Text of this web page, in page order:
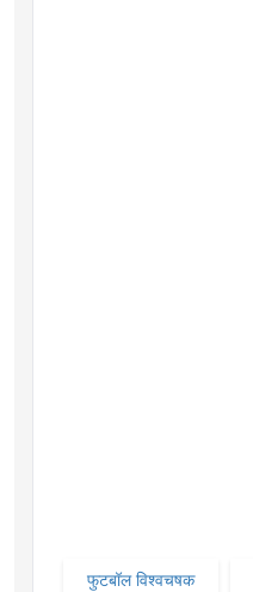
फुटबॉल विश्वचषक